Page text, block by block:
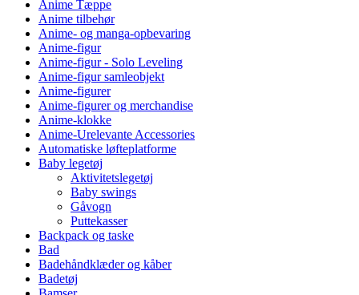
Anime Tæppe
Anime tilbehør
Anime- og manga-opbevaring
Anime-figur
Anime-figur - Solo Leveling
Anime-figur samleobjekt
Anime-figurer
Anime-figurer og merchandise
Anime-klokke
Anime-Urelevante Accessories
Automatiske løfteplatforme
Baby legetøj
Aktivitetslegetøj
Baby swings
Gåvogn
Puttekasser
Backpack og taske
Bad
Badehåndklæder og kåber
Badetøj